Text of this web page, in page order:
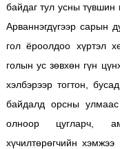
байдаг тул усны түвшин
Арваннэгдүгээр сарын
гол ёроолдоо хүртэл
голын ус зөвхөн гүн
хэлбэрээр тогтон,
байдалд орсны улмаас
олноор цугларч,
хүчилтөрөгчийн